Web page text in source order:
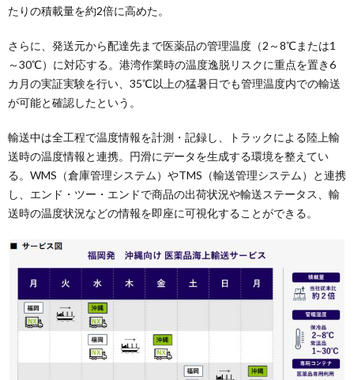
たりの積載量を約2倍に高めた。
さらに、発送元から配達先まで医薬品の管理温度（2～8℃または1
～30℃）に対応する。港湾作業時の温度逸脱リスクに重点を置き6
カ月の実証実験を行い、35℃以上の猛暑日でも管理温度内での輸送
が可能と確認したという。
輸送中は全工程で温度情報を計測・記録し、トラックによる陸上輸
送時の温度情報と連携。円滑にデータを生成する環境を整えてい
る。WMS（倉庫管理システム）やTMS（輸送管理システム）と連携
し、エンド・ツー・エンドで商品の出荷状況や輸送ステータス、輸
送時の温度状況などの情報を即座に可視化することができる。